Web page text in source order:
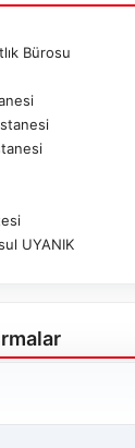
Bürosu
UYANIK